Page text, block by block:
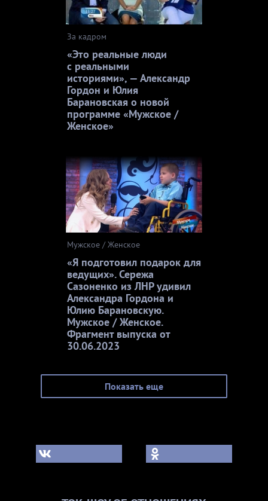
За кадром
«Это реальные люди
с реальными
историями», — Александр
Гордон и Юлия
Барановская о новой
программе «Мужское /
Женское»
Мужское / Женское
«Я подготовил подарок для
ведущих». Сережа
Сазоненко из ЛНР удивил
Александра Гордона и
Юлию Барановскую.
Мужское / Женское.
Фрагмент выпуска от
30.06.2023
Показать еще